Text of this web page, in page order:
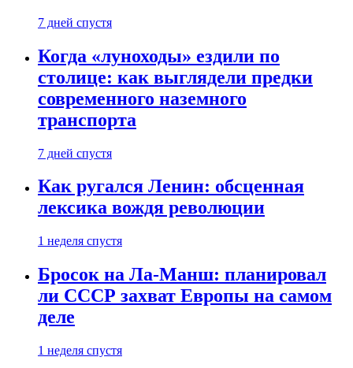
7 дней спустя
Когда «луноходы» ездили по
столице: как выглядели предки
современного наземного
транспорта
7 дней спустя
Как ругался Ленин: обсценная
лексика вождя революции
1 неделя спустя
Бросок на Ла-Манш: планировал
ли СССР захват Европы на самом
деле
1 неделя спустя